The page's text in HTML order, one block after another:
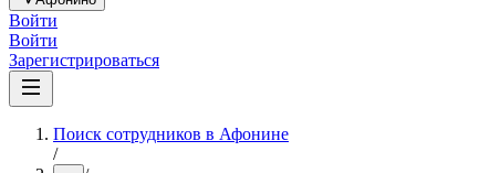
Войти
Войти
Зарегистрироваться
Поиск сотрудников в Афонине
/